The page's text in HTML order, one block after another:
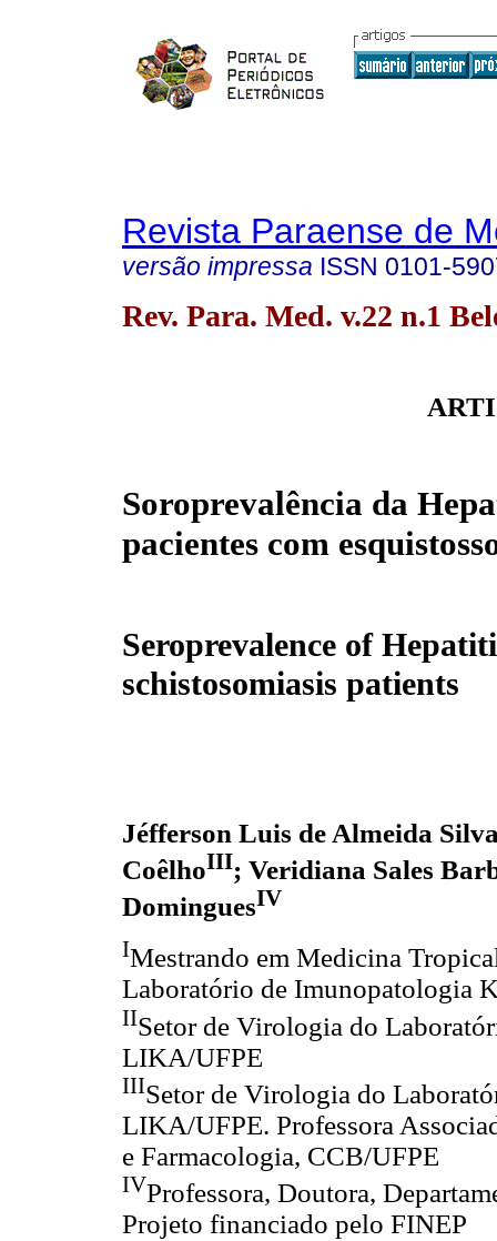
Revista Paraense de
versão impressa ISSN 0101-
Rev. Para. Med. v.22 n.1
Soroprevalência da
pacientes com
Seroprevalence of
schistosomiasis patients
Jéfferson Luis de Almeida
CoêlhoIII; Veridiana Sales
DominguesIV
IMestrando em Medicina
Laboratório de Imunopatologia
IISetor de Virologia do
LIKA/UFPE
IIISetor de Virologia do
LIKA/UFPE. Professora
e Farmacologia, CCB/UFPE
IVProfessora, Doutora,
Projeto financiado pelo FINEP